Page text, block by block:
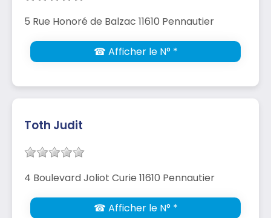
5 Rue Honoré de Balzac 11610 Pennautier
☎ Afficher le N° *
Toth Judit
4 Boulevard Joliot Curie 11610 Pennautier
☎ Afficher le N° *